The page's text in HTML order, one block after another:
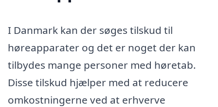
I Danmark kan der søges tilskud til
høreapparater og det er noget der kan
tilbydes mange personer med høretab.
Disse tilskud hjælper med at reducere
omkostningerne ved at erhverve